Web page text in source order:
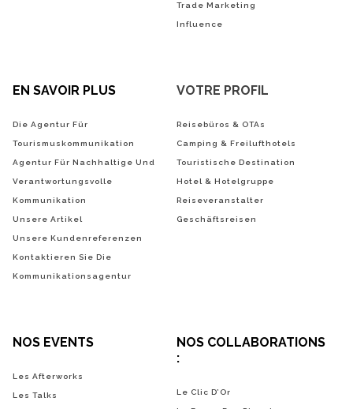
Trade Marketing
Influence
EN SAVOIR PLUS
Die Agentur Für
Tourismuskommunikation
Agentur Für Nachhaltige Und
Verantwortungsvolle
Kommunikation
Unsere Artikel
Unsere Kundenreferenzen
Kontaktieren Sie Die
Kommunikationsagentur
VOTRE PROFIL
Reisebüros & OTAs
Camping & Freilufthotels
Touristische Destination
Hotel & Hotelgruppe
Reiseveranstalter
Geschäftsreisen
NOS EVENTS
Les Afterworks
Les Talks
NOS COLLABORATIONS
:
Le Clic D’Or